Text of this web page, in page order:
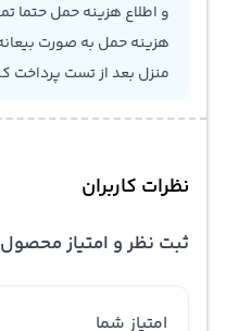
و اطلاع هزینه حمل حتما
هزینه حمل به صورت
منزل بعد از تست پرداخت
نظرات کاربران
ثبت نظر و امتیاز محصول
امتیاز شما